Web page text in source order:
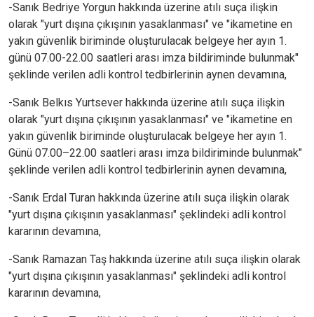
-Sanık Bedriye Yorgun hakkında üzerine atılı suça ilişkin
olarak "yurt dışına çıkışının yasaklanması" ve "ikametine en
yakın güvenlik biriminde oluşturulacak belgeye her ayın 1.
günü 07.00-22.00 saatleri arası imza bildiriminde bulunmak"
şeklinde verilen adli kontrol tedbirlerinin aynen devamına,
-Sanık Belkıs Yurtsever hakkında üzerine atılı suça ilişkin
olarak "yurt dışına çıkışının yasaklanması" ve "ikametine en
yakın güvenlik biriminde oluşturulacak belgeye her ayın 1.
Günü 07.00–22.00 saatleri arası imza bildiriminde bulunmak"
şeklinde verilen adli kontrol tedbirlerinin aynen devamına,
-Sanık Erdal Turan hakkında üzerine atılı suça ilişkin olarak
"yurt dışına çıkışının yasaklanması" şeklindeki adli kontrol
kararının devamına,
-Sanık Ramazan Taş hakkında üzerine atılı suça ilişkin olarak
"yurt dışına çıkışının yasaklanması" şeklindeki adli kontrol
kararının devamına,